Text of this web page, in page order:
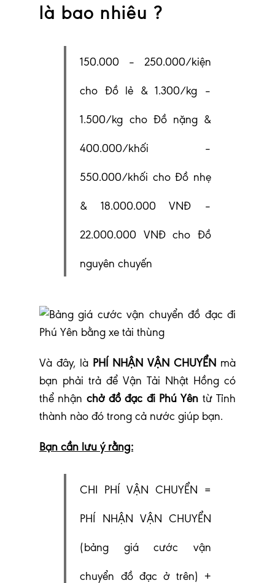
là bao nhiêu ?
150.000 – 250.000/kiện
cho Đồ lẻ & 1.300/kg –
1.500/kg cho Đồ nặng &
400.000/khối –
550.000/khối cho Đồ nhẹ
& 18.000.000 VNĐ –
22.000.000 VNĐ cho Đồ
nguyên chuyến
Và đây, là PHÍ NHẬN VẬN CHUYỂN mà
bạn phải trả để Vận Tải Nhật Hồng có
thể nhận chở đồ đạc đi Phú Yên từ Tỉnh
thành nào đó trong cả nước giúp bạn.
Bạn cần lưu ý rằng:
CHI PHÍ VẬN CHUYỂN =
PHÍ NHẬN VẬN CHUYỂN
(bảng giá cước vận
chuyển đồ đạc ở trên) +